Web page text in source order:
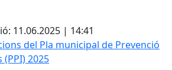
11.06.2025 | 14:41
del Pla municipal de Prevenció